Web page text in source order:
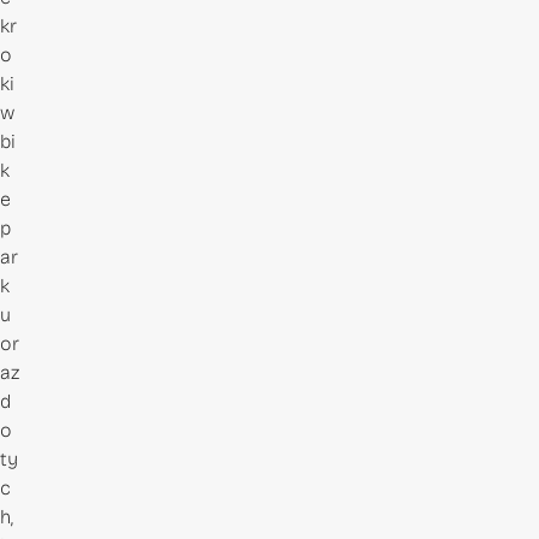
kr
o
ki
w
bi
k
e
p
ar
k
u
or
az
d
o
ty
c
h,